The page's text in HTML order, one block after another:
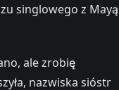
singlowego z Mayą
ale zrobię
nazwiska sióstr